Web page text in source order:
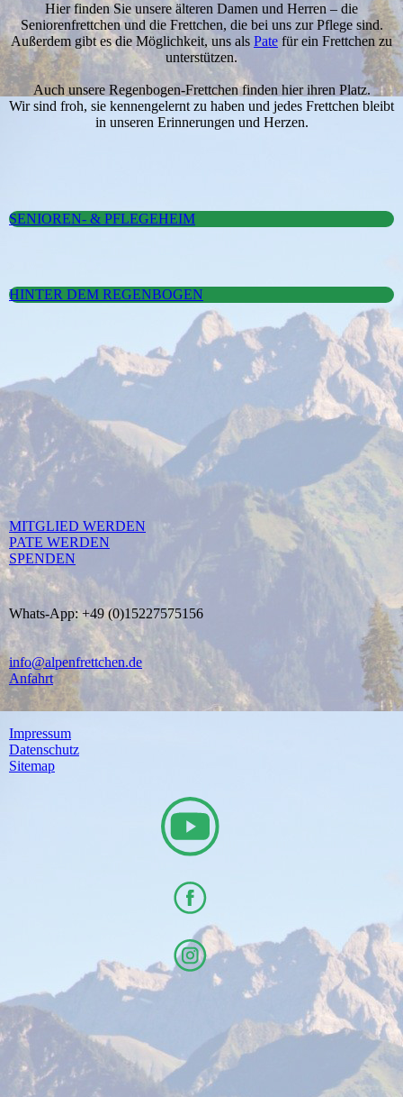
Hier finden Sie unsere älteren Damen und Herren – die
Seniorenfrettchen und die Frettchen, die bei uns zur Pflege sind.
Außerdem gibt es die Möglichkeit, uns als Pate für ein Frettchen zu
unterstützen.
Auch unsere Regenbogen-Frettchen finden hier ihren Platz.
Wir sind froh, sie kennengelernt zu haben und jedes Frettchen bleibt
in unseren Erinnerungen und Herzen.
SENIOREN- & PFLEGEHEIM
HINTER DEM REGENBOGEN
MITGLIED WERDEN
PATE WERDEN
SPENDEN
Whats-App: +49 (0)15227575156
info@alpenfrettchen.de
Anfahrt
Impressum
Datenschutz
Sitemap